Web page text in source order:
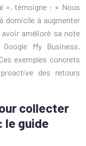
», témoigne : « Nous
domicile à augmenter
amélioré sa note
My Business.
exemples concrets
des retours
collecter
le guide